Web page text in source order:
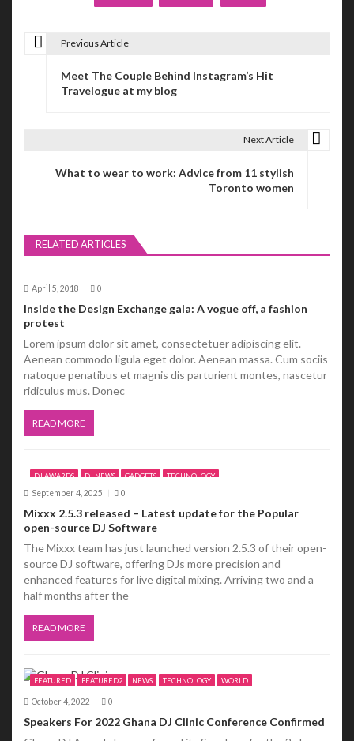
i
g
a
t
i
o
n
Previous Article
Meet The Couple Behind Instagram’s Hit
Travelogue at my blog
Next Article
What to wear to work: Advice from 11 stylish
Toronto women
RELATED ARTICLES
April 5, 2018 0
Inside the Design Exchange gala: A vogue off, a fashion
protest
Lorem ipsum dolor sit amet, consectetuer adipiscing elit.
Aenean commodo ligula eget dolor. Aenean massa. Cum sociis
natoque penatibus et magnis dis parturient montes, nascetur
ridiculus mus. Donec
READ MORE
DJ AWARDS DJ NEWS GADGETS TECHNOLOGY
September 4, 2025 0
Mixxx 2.5.3 released – Latest update for the Popular
open-source DJ Software
The Mixxx team has just launched version 2.5.3 of their open-
source DJ software, offering DJs more precision and
enhanced features for live digital mixing. Arriving two and a
half months after the
READ MORE
FEATURED FEATURED2 NEWS TECHNOLOGY WORLD
October 4, 2022 0
Speakers For 2022 Ghana DJ Clinic Conference Confirmed